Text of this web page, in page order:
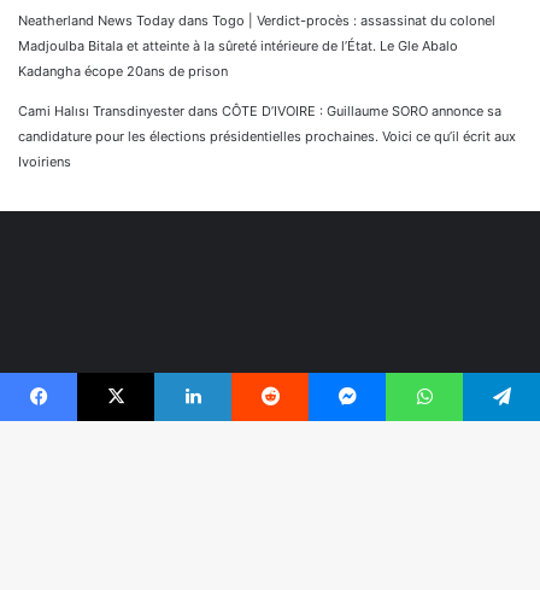
Neatherland News Today dans Togo | Verdict-procès : assassinat du colonel
Madjoulba Bitala et atteinte à la sûreté intérieure de l’État. Le Gle Abalo
Kadangha écope 20ans de prison
Cami Halısı Transdinyester dans CÔTE D’IVOIRE : Guillaume SORO annonce sa
candidature pour les élections présidentielles prochaines. Voici ce qu’il écrit aux
Ivoiriens
Facebook X Linkedin Reddit Messenger WhatsApp Telegram